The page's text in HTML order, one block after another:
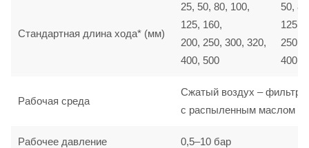
Стандартная длина хода* (мм)
25, 50, 80, 100,
125, 160,
200, 250, 300, 320,
400, 500
50,
125,
250,
400,
Рабочая среда
Сжатый воздух –
с распыленным маслом
Рабочее давление 0,5–10 бар